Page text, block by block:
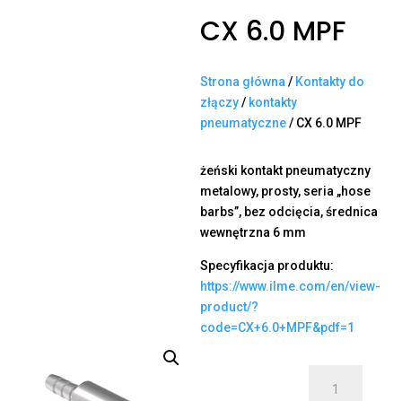
CX 6.0 MPF
Strona główna / Kontakty do
złączy/ kontakty
pneumatyczne/ CX 6.0 MPF
żeński kontakt pneumatyczny
metalowy, prosty, seria „hose
barbs”, bez odcięcia, średnica
wewnętrzna 6 mm
Specyfikacja produktu:
https://www.ilme.com/en/view-
product/?
code=CX+6.0+MPF&pdf=1